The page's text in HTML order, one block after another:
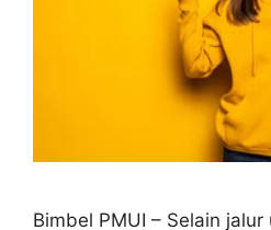
Bimbel PMUI – Selain